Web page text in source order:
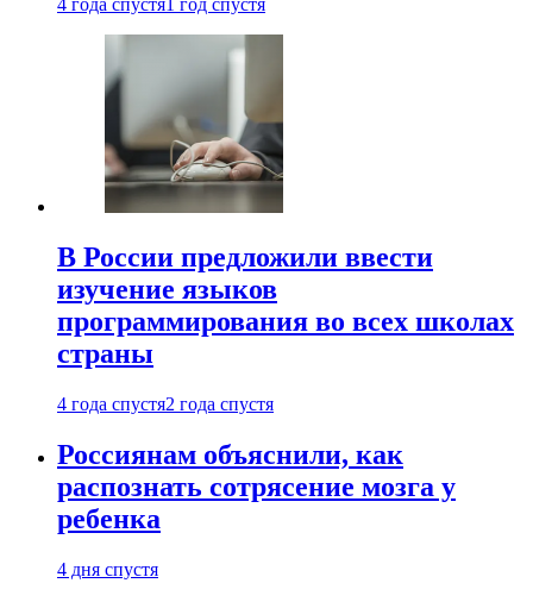
4 года спустя 1 год спустя
В России предложили ввести
изучение языков
программирования во всех школах
страны
4 года спустя2 года спустя
Россиянам объяснили, как
распознать сотрясение мозга у
ребенка
4 дня спустя